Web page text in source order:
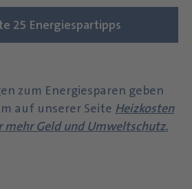
25 Energiespartipps
zum Energiesparen geben
auf unserer Seite Heizkosten
mehr Geld und Umweltschutz.